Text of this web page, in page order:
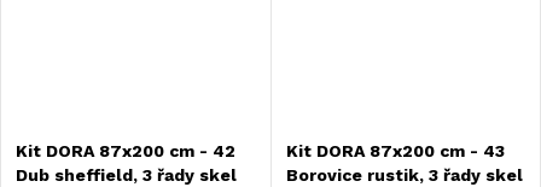
Kit DORA 87x200 cm - 42
Dub sheffield, 3 řady skel
Kit DORA 87x200 cm - 43
Borovice rustik, 3 řady skel